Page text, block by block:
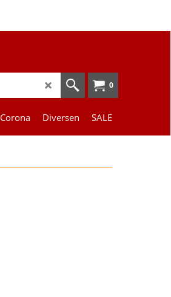
0
Corona Diversen SALE